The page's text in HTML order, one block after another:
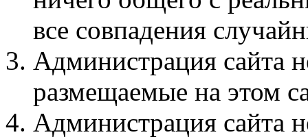
все совпадения
Администрация сайта
размещаемые на этом
Администрация сайта